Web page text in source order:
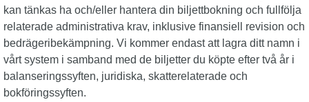
kan tänkas ha och/eller hantera din biljettbokning och fullfölja
relaterade administrativa krav, inklusive finansiell revision och
bedrägeribekämpning. Vi kommer endast att lagra ditt namn i
vårt system i samband med de biljetter du köpte efter två år i
balanseringssyften, juridiska, skatterelaterade och
bokföringssyften.